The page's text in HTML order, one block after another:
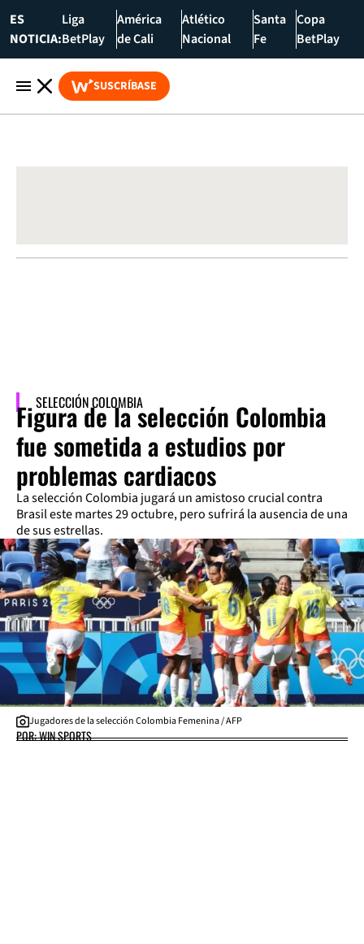
ES
NOTICIA:
Liga
BetPlay
América
de Cali
Atlético
Nacional
Santa
Fe
Copa
BetPlay
SUSCRÍBASE
SELECCIÓN COLOMBIA
Figura de la selección Colombia
fue sometida a estudios por
problemas cardiacos
La selección Colombia jugará un amistoso crucial contra
Brasil este martes 29 octubre, pero sufrirá la ausencia de una
de sus estrellas.
Jugadores de la selección Colombia Femenina / AFP
POR: WIN SPORTS